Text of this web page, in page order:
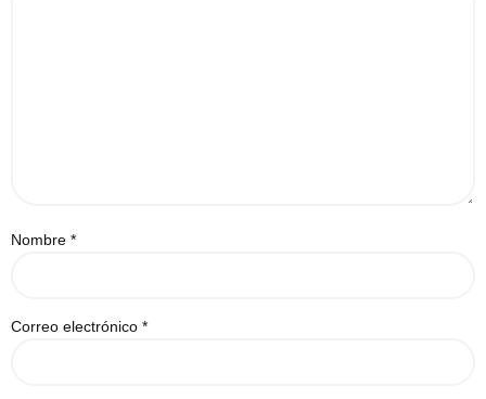
Nombre *
Correo electrónico *